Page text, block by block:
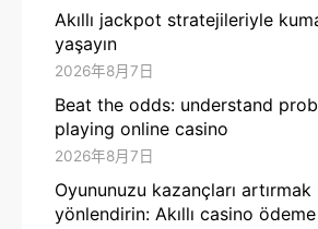
Akıllı jackpot stratejileriyle
yaşayın
2026年8月7日
Beat the odds: understand
playing online casino
2026年8月7日
Oyununuzu kazançları artırmak
yönlendirin: Akıllı casino ödeme